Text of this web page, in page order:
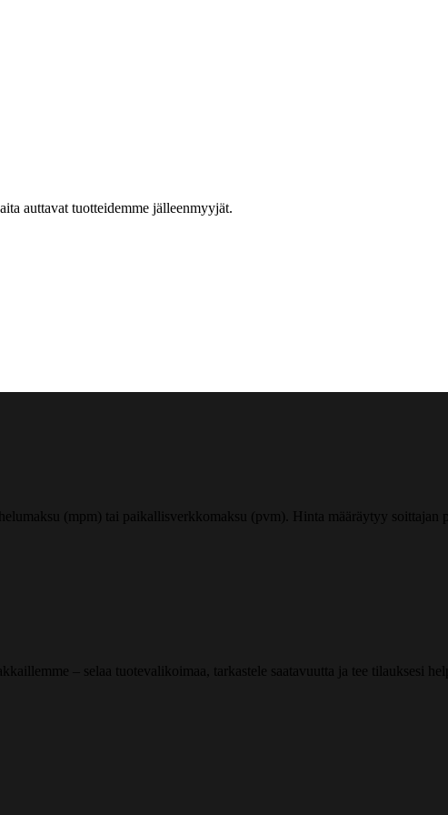
auttavat tuotteidemme jälleenmyyjät.
(mpm) tai paikallisverkkomaksu (pvm). Hinta määräytyy soittajan
– selaa tuotevalikoimaa, tarkastele saatavuutta ja tee tilauksesi